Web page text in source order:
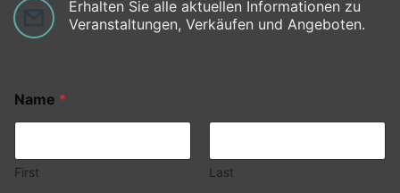
Erhalten Sie alle aktuellen Informationen zu
Veranstaltungen, Verkäufen und Angeboten.
Name *
First Last